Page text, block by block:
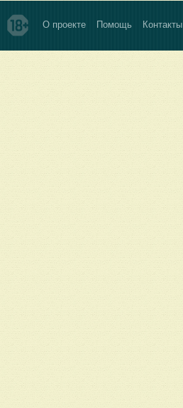
О проекте Помощь Контакты